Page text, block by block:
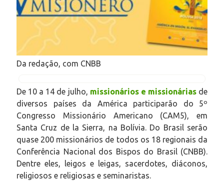
Da redação, com CNBB
De 10 a 14 de julho, missionários e missionáriasde
diversos países da América participarão do 5º
Congresso Missionário Americano (CAM5), em
Santa Cruz de la Sierra, na Bolívia. Do Brasil serão
quase 200 missionários de todos os 18 regionais da
Conferência Nacional dos Bispos do Brasil (CNBB).
Dentre eles, leigos e leigas, sacerdotes, diáconos,
religiosos e religiosas e seminaristas.